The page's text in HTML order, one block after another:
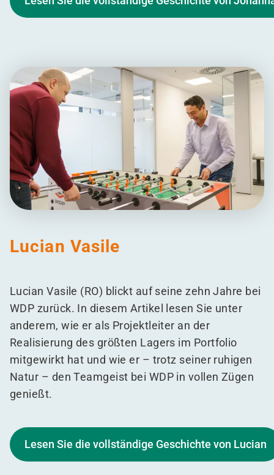
Lucian Vasile
Lucian Vasile (RO) blickt auf seine zehn Jahre bei
WDP zurück. In diesem Artikel lesen Sie unter
anderem, wie er als Projektleiter an der
Realisierung des größten Lagers im Portfolio
mitgewirkt hat und wie er – trotz seiner ruhigen
Natur – den Teamgeist bei WDP in vollen Zügen
genießt.
Lesen Sie die vollständige Geschichte von Lucian